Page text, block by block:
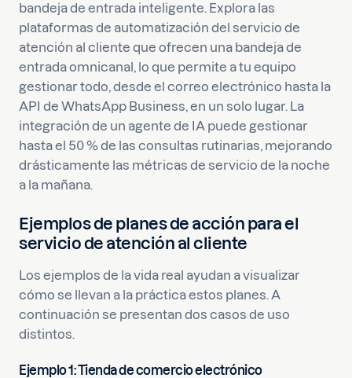
bandeja de entrada inteligente. Explora las
plataformas de automatización del servicio de
atención al cliente que ofrecen una bandeja de
entrada omnicanal, lo que permite a tu equipo
gestionar todo, desde el correo electrónico hasta la
API de WhatsApp Business, en un solo lugar. La
integración de un agente de IA puede gestionar
hasta el 50 % de las consultas rutinarias, mejorando
drásticamente las métricas de servicio de la noche
a la mañana.
Ejemplos de planes de acción para el
servicio de atención al cliente
Los ejemplos de la vida real ayudan a visualizar
cómo se llevan a la práctica estos planes. A
continuación se presentan dos casos de uso
distintos.
Ejemplo 1: Tienda de comercio electrónico